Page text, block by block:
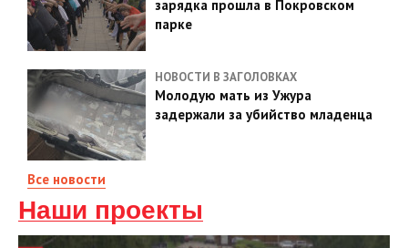
зарядка прошла в Покровском
парке
НОВОСТИ В ЗАГОЛОВКАХ
Молодую мать из Ужура
задержали за убийство младенца
Все новости
Наши проекты